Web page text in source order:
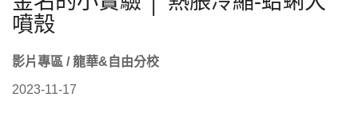
噴殼
影片專區 / 龍華&自由分校
2023-11-17